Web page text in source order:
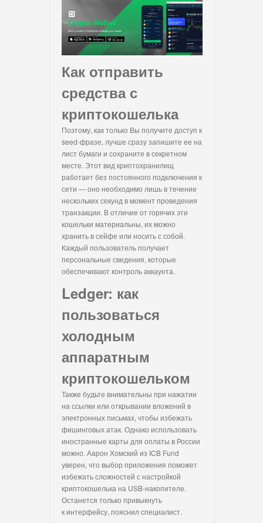
Как отправить
средства с
криптокошелька
Поэтому, как только Вы получите доступ к
seed-фразе, лучше сразу запишите ее на
лист бумаги и сохраните в секретном
месте. Этот вид криптохранилищ
работает без постоянного подключения к
сети — оно необходимо лишь в течение
нескольких секунд в момент проведения
транзакции. В отличие от горячих эти
кошельки материальны, их можно
хранить в сейфе или носить с собой.
Каждый пользователь получает
персональные сведения, которые
обеспечивают контроль аккаунта.
Ledger: как
пользоваться
холодным
аппаратным
криптокошельком
Также будьте внимательны при нажатии
на ссылки или открывании вложений в
электронных письмах, чтобы избежать
фишинговых атак. Однако использовать
иностранные карты для оплаты в России
можно. Аарон Хомский из ICB Fund
уверен, что выбор приложения поможет
избежать сложностей с настройкой
криптокошелька на USB-накопителе.
Останется только привыкнуть
к интерфейсу, пояснил специалист.